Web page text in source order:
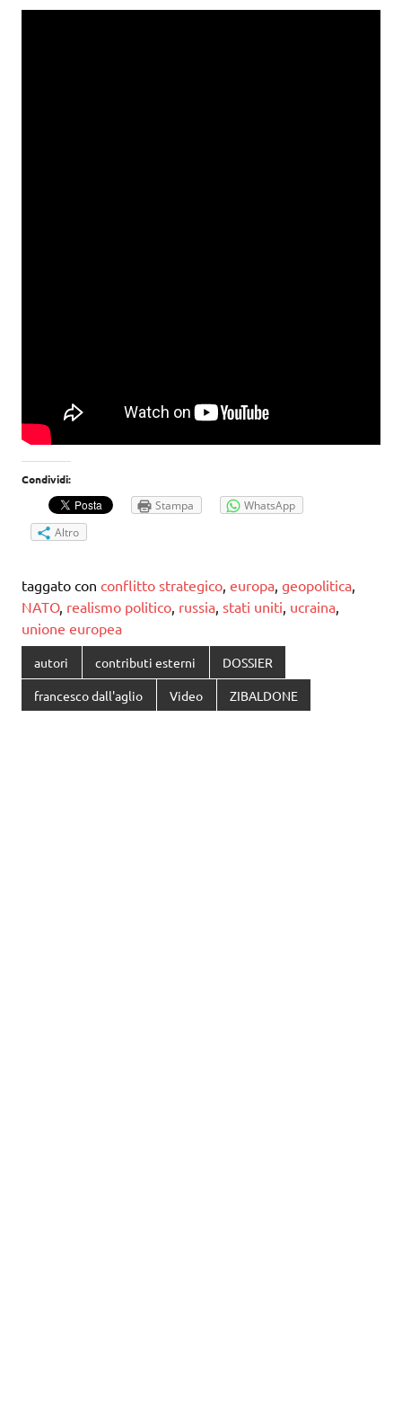
Condividi:
Stampa
WhatsApp
Altro
taggato con conflitto strategico, europa, geopolitica,
NATO, realismo politico, russia, stati uniti, ucraina,
unione europea
autori contributi esterni DOSSIER
francesco dall'aglio Video ZIBALDONE